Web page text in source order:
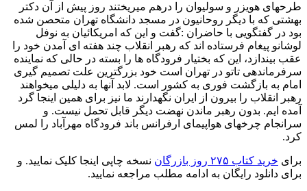
طرحهای هویزر و سولیوان را درهم میریختند روز پیش از آن دکتر
بهشتی که با دیگر روحانیون در مسجد دانشگاه تهران متحصن شده
بود در گفتگویی با حاضران :گفت و این که امریکائیان به نوفل
لوشانو پیغام فرستاده اند که رهبر انقلاب چند هفته ای آمدن خود را
عقب بیندازد، این که بختیار فرودگاه ها را بسته در حالی که نماینده
سرفرماندهی تاتو در تهران است خود بزرگترین علت تصمیم گیری
امام به بازگشت فوری به کشور است. لابد آنها به دلیلی میخواهند
رهبر انقلاب را بیرون از ایران نگهدارند ما نیز برای همین اینجا گرد
آمده ایم. بدون رهبر ماندن نهضت دیگر قابل تحمل نیست. و
سرانجام چرخهای هواپیمای ارفرانس باند فرودگاه مهرآباد را لمس
کرد.
برای خرید کتاب ۲۷۵ روز بازرگان
نسخه چاپی اینجا کلیک نمایید. و
برای دانلود رایگان به ادامه مطلب مراجعه نمایید.